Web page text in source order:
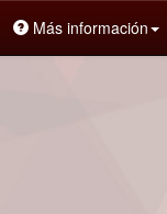
Más información